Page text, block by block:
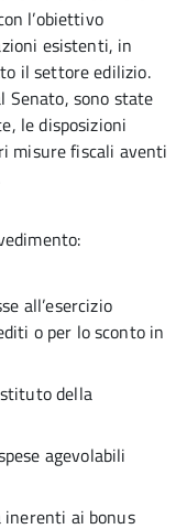
l’obiettivo
esistenti, in
il settore edilizio.
Senato, sono state
le disposizioni
misure fiscali aventi
all’esercizio
o per lo sconto in
della
agevolabili
ai bonus